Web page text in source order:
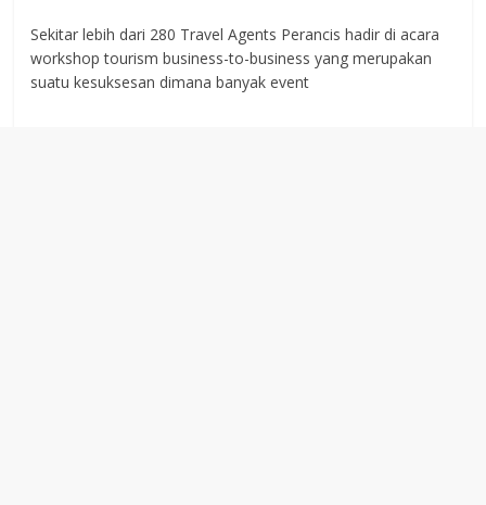
Sekitar lebih dari 280 Travel Agents Perancis hadir di acara
workshop tourism business-to-business yang merupakan
suatu kesuksesan dimana banyak event